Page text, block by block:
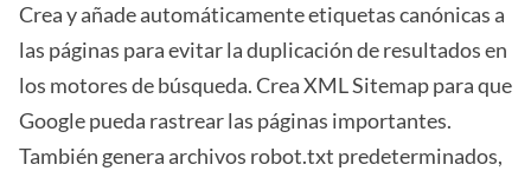
Crea y añade automáticamente etiquetas canónicas a
las páginas para evitar la duplicación de resultados en
los motores de búsqueda. Crea XML Sitemap para que
Google pueda rastrear las páginas importantes.
También genera archivos robot.txt predeterminados,